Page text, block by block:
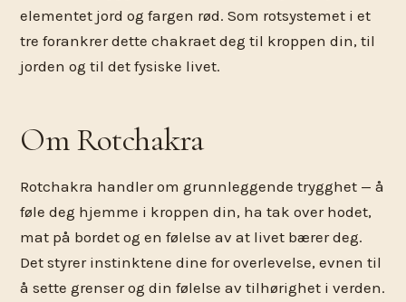
elementet jord og fargen rød. Som rotsystemet i et
tre forankrer dette chakraet deg til kroppen din, til
jorden og til det fysiske livet.
Om Rotchakra
Rotchakra handler om grunnleggende trygghet — å
føle deg hjemme i kroppen din, ha tak over hodet,
mat på bordet og en følelse av at livet bærer deg.
Det styrer instinktene dine for overlevelse, evnen til
å sette grenser og din følelse av tilhørighet i verden.